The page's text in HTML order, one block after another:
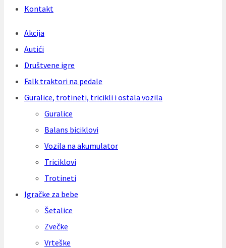
Kontakt
Akcija
Autići
Društvene igre
Falk traktori na pedale
Guralice, trotineti, tricikli i ostala vozila
Guralice
Balans biciklovi
Vozila na akumulator
Triciklovi
Trotineti
Igračke za bebe
Šetalice
Zvečke
Vrteške